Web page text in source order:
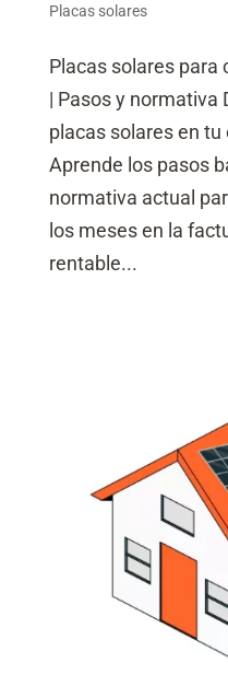
Placas solares
Placas solares para
| Pasos y normativa
placas solares en
Aprende los pasos
normativa actual
los meses en la
rentable...